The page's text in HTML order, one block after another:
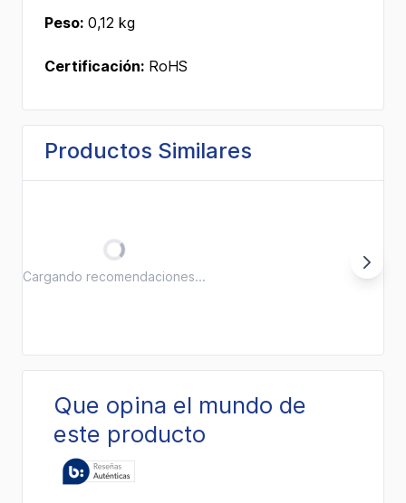
Peso: 0,12 kg
Certificación: RoHS
Productos Similares
Cargando recomendaciones...